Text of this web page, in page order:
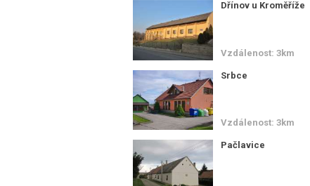
Dřínov u Kroměříže
Vzdálenost: 3km
Srbce
Vzdálenost: 3km
Pačlavice